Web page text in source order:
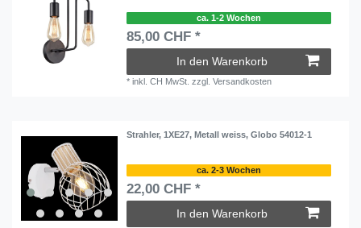
ca. 1-2 Wochen
85,00 CHF *
In den Warenkorb
*inkl. CH MwSt. zzgl.Versandkosten
Strahler, 1XE27, Metall weiss, Globo 54012-1
ca. 2-3 Wochen
22,00 CHF *
In den Warenkorb